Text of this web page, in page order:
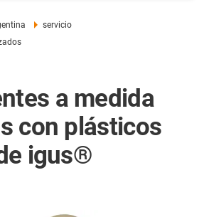
servicio
a medida
con plásticos
igus®